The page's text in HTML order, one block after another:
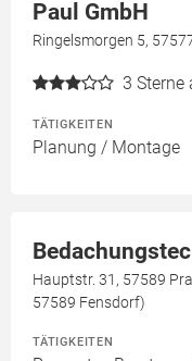
Paul GmbH
Ringelsmorgen 5,
3 Sterne
TÄTIGKEITEN
Planung / Montage
Hauptstr. 31, 57589
57589 Fensdorf)
TÄTIGKEITEN